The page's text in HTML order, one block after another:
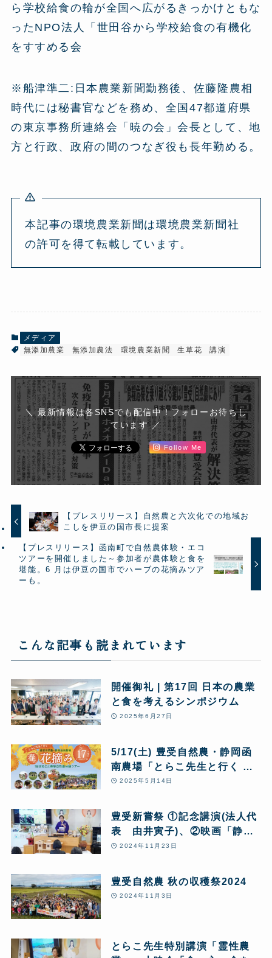
ら学校給食の輪が全国へ広がるきっかけともな
ったNPO法人「世田谷から学校給食の有機化
をすすめる会
※船津準二:日本農業新聞勤務後、佐藤隆農相
時代には秘書官などを務め、全国47都道府県
の東京事務所連絡会「暁の会」会長として、地
方と行政、政府の間のつなぎ役も長年勤める。
本記事の環境農業新聞は環境農業新聞社
の許可を得て転載しています。
メディア
無添加農業
無添加農法 環境農業新聞 生草花 講演
＼ 最新情報は各SNSでも配信中！フォローお待ちし
ています ／
Follow Me
【プレスリリース】自然農と六次化での地域お
こしを伊豆の国市長に提案
【プレスリリース】函南町で自然農体験・エコ
ツアーを開催しました～参加者が農体験と食を
堪能。6 月は伊豆の国市でハーブの花摘みツア
ーも。
こんな記事も読まれています
開催御礼 | 第17回 日本の農業
と食を考えるシンポジウム
2025年6月27日
5/17(土) 豊受自然農・静岡函
南農場「とらこ先生と行く 春
の花摘みツアー」1日まるごと
2025年5月14日
豊受新嘗祭 ①記念講演(法人代
表 由井寅子)、②映画「静か
な汚染、ネオニコチノイド」上
2024年11月23日
豊受自然農 秋の収穫祭2024
2024年11月3日
とらこ先生特別講演「霊性農